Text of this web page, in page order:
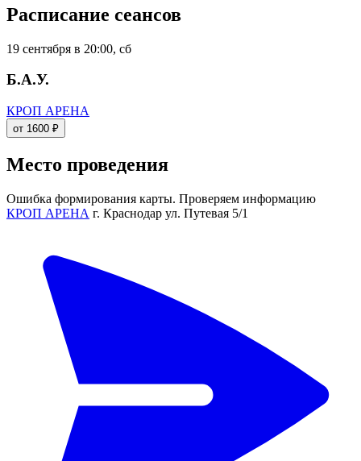
Расписание сеансов
19 сентября в 20:00, сб
Б.А.У.
КРОП АРЕНА
от 1600 ₽
Место проведения
Ошибка формирования карты. Проверяем информацию
КРОП АРЕНА г. Краснодар ул. Путевая 5/1